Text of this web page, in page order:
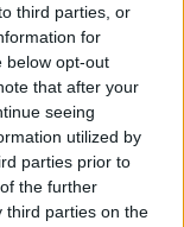
third parties, or
for
below opt-out
that after your
seeing
utilized by
parties prior to
the further
third parties on the
nelle ultime 4.
più
dalla 14a